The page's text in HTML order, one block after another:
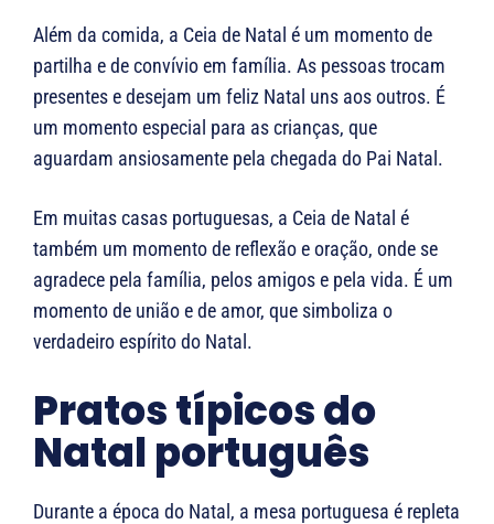
Além da comida, a Ceia de Natal é um momento de
partilha e de convívio em família. As pessoas trocam
presentes e desejam um feliz Natal uns aos outros. É
um momento especial para as crianças, que
aguardam ansiosamente pela chegada do Pai Natal.
Em muitas casas portuguesas, a Ceia de Natal é
também um momento de reflexão e oração, onde se
agradece pela família, pelos amigos e pela vida. É um
momento de união e de amor, que simboliza o
verdadeiro espírito do Natal.
Pratos típicos do
Natal português
Durante a época do Natal, a mesa portuguesa é repleta